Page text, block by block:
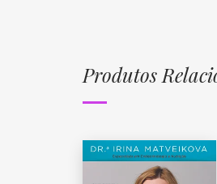
Produtos